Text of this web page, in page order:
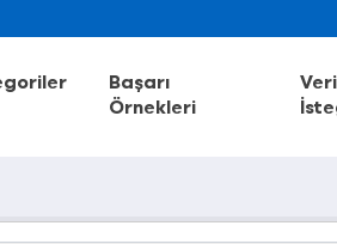
Başarı
Örnekleri
Veri